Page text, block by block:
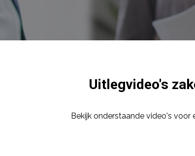
Uitlegvideo's
Bekijk onderstaande video's voor